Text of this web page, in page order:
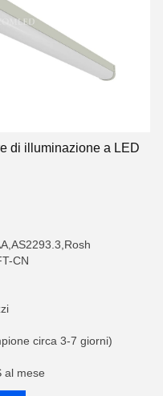
di illuminazione a LED
CN
circa 3-7 giorni)
al mese